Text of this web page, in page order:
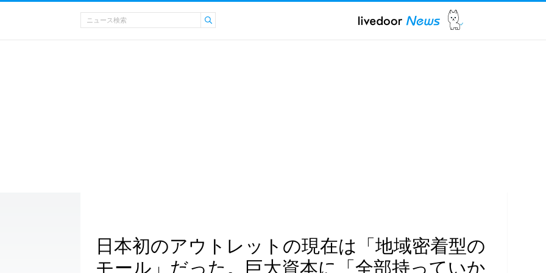
日本初のアウトレットの現在は「地域密着型の
モール」だった。巨大資本に「全部持っていか